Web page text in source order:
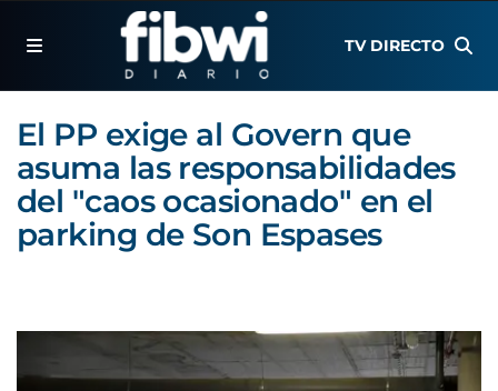
TV DIRECTO
El PP exige al Govern que
asuma las responsabilidades
del "caos ocasionado" en el
parking de Son Espases